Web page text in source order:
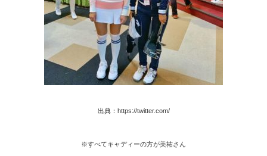
出典：https://twitter.com/
※すべてキャディーの方が美祐さん